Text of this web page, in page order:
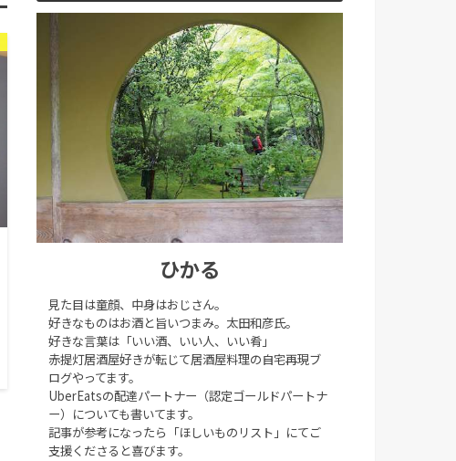
ひかる
見た目は童顔、中身はおじさん。
好きなものはお酒と旨いつまみ。太田和彦氏。
好きな言葉は「いい酒、いい人、いい肴」
赤提灯居酒屋好きが転じて居酒屋料理の自宅再現ブ
ログやってます。
UberEatsの配達パートナー（認定ゴールドパートナ
ー）についても書いてます。
記事が参考になったら「ほしいものリスト」にてご
支援くださると喜びます。